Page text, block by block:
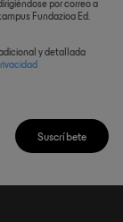
Suscríbete
por correo a
Fundazioa Ed.
y detallada